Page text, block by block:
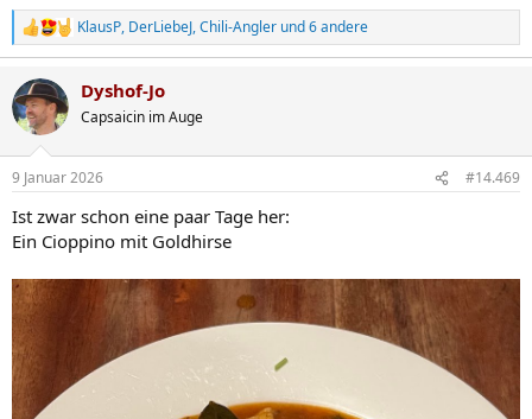
R
e
k
t
i
e
:
KlausP, DerLiebeJ,Chili-Angler und 6 andere
Dyshof-Jo
Capsaicin im Auge
9 Januar 2026 #14.469
Ist zwar schon eine paar Tage her:
Ein Cioppino mit Goldhirse